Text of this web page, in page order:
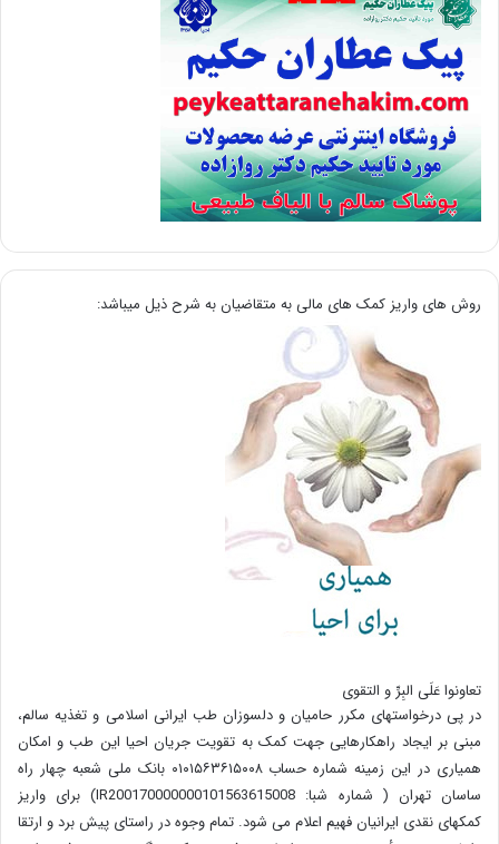
روش های واریز کمک های مالی به متقاضیان به شرح ذیل میباشد:
تعاونوا عَلَی البِرِّ و التقوی
در پی درخواستهای مکرر حامیان و دلسوزان طب ایرانی اسلامی و تغذیه سالم،
مبنی بر ایجاد راهکارهایی جهت کمک به تقویت جریان احیا این طب و امکان
همیاری در این زمینه شماره حساب ۰۱۰۱۵۶۳۶۱۵۰۰۸ بانک ملی شعبه چهار راه
ساسان تهران ( شماره شبا: IR200170000000101563615008) برای واریز
کمکهای نقدی ایرانیان فهیم اعلام می شود. تمام وجوه در راستای پیش برد و ارتقا